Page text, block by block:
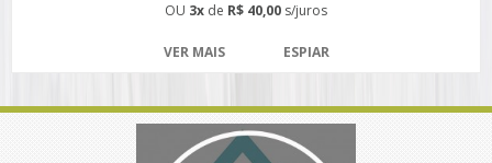
OU 3x de R$ 40,00 s/juros
VER MAIS ESPIAR